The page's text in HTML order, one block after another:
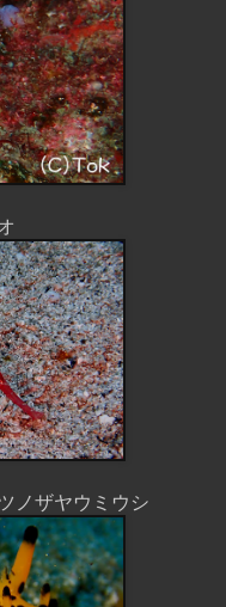
ノザヤウミウシ